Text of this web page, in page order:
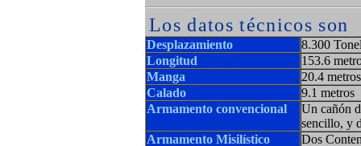
Los datos técnicos son
Desplazamiento
8.300
Longitud
153.6
Manga
20.4 metros
Calado
9.1 metros
Armamento convencional
Un cañón
sencillo, y
Armamento Misilístico
Dos